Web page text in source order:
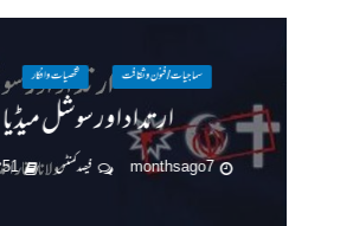
سماجیات / فنون وثقافت شخصیات وافکار
ارتداد اور سوشل میڈیا
7 months ago فیصد کمنٹس 51 منٹ چاہیں